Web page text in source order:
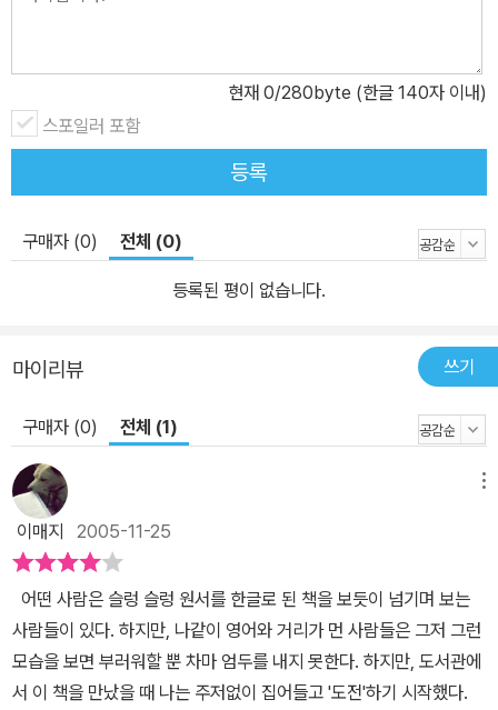
현재 0/280byte (한글 140자 이내)
스포일러 포함
등록
구매자 (0) 전체 (0)
등록된 평이 없습니다.
마이리뷰 쓰기
구매자 (0) 전체 (1)
이매지 2005-11-25
어떤 사람은 슬렁 슬렁 원서를 한글로 된 책을 보듯이 넘기며 보는
사람들이 있다. 하지만, 나같이 영어와 거리가 먼 사람들은 그저 그런
모습을 보면 부러워할 뿐 차마 엄두를 내지 못한다. 하지만, 도서관에
서 이 책을 만났을 때 나는 주저없이 집어들고 '도전'하기 시작했다.